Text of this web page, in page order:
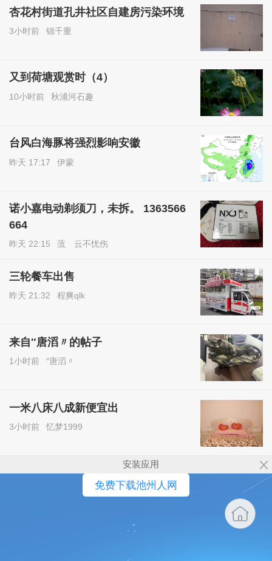
杏花村街道孔井社区自建房污染环境
3小时前 锦千重
又到荷塘观赏时（4）
10小时前 秋浦河石趣
台风白海豚将强烈影响安徽
昨天 17:17 伊蒙
诺小嘉电动剃须刀，未拆。 1363566
664
昨天 22:15 蓅ゞ云不忧伤
三轮餐车出售
昨天 21:32 程爽qlk
来自″唐滔〃的帖子
1小时前 ″唐滔〃
一米八床八成新便宜出
3小时前 忆梦1999
安装应用
免费下载池州人网